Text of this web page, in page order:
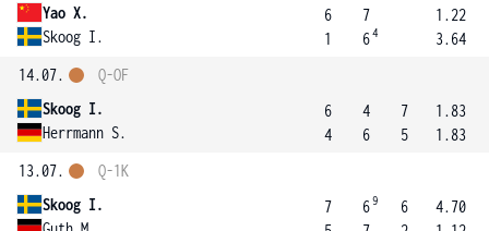
Yao X.
Skoog I.
6
1
7
64
1.22
3.64
14.07.
Skoog I.
Herrmann S.
Q-OF
6
4
4
6
7
5
1.83
1.83
13.07.
Skoog I.
Q-1K
7
69
6
4.70